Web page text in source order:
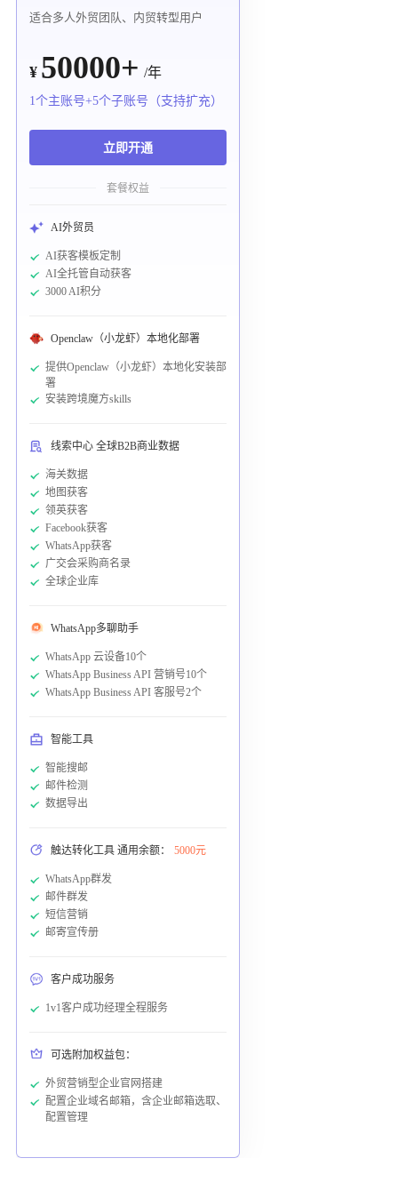
适合多人外贸团队、内贸转型用户
¥ 50000+ /年
1个主账号+5个子账号（支持扩充）
立即开通
套餐权益
AI外贸员
AI获客模板定制
AI全托管自动获客
3000 AI积分
Openclaw（小龙虾）本地化部署
提供Openclaw（小龙虾）本地化安装部
署
安装跨境魔方skills
线索中心 全球B2B商业数据
海关数据
地图获客
领英获客
Facebook获客
WhatsApp获客
广交会采购商名录
全球企业库
WhatsApp多聊助手
WhatsApp 云设备10个
WhatsApp Business API 营销号10个
WhatsApp Business API 客服号2个
智能工具
智能搜邮
邮件检测
数据导出
触达转化工具 通用余额： 5000元
WhatsApp群发
邮件群发
短信营销
邮寄宣传册
客户成功服务
1v1客户成功经理全程服务
可选附加权益包：
外贸营销型企业官网搭建
配置企业域名邮箱，含企业邮箱选取、
配置管理